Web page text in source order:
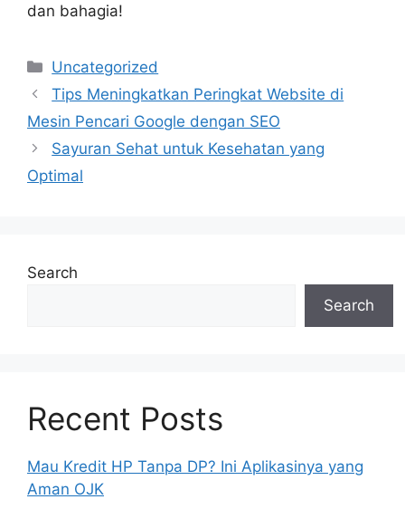
dan bahagia!
Categories
Uncategorized
Tips Meningkatkan Peringkat Website di
Mesin Pencari Google dengan SEO
Sayuran Sehat untuk Kesehatan yang
Optimal
Search
Search
Recent Posts
Mau Kredit HP Tanpa DP? Ini Aplikasinya yang
Aman OJK